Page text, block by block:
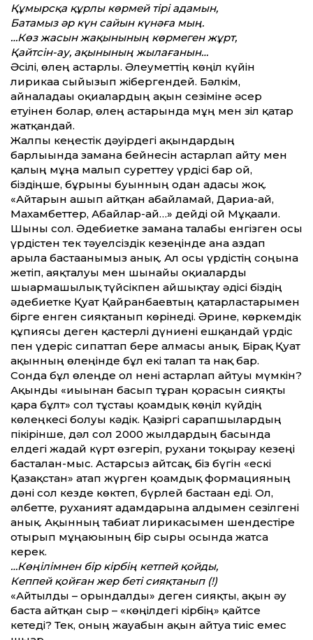
Құмырсқа құрлы көрмей тірі адамын,
Батамыз әр күн сайын күнәға мың.
…Көз жасын жақынының көрмеген жұрт,
Қайтсін-ау, ақынының жылағанын…
Әсілі, өлең астарлы. Әлеумет­тің көңіл күйін
лирикаға сыйғызып жібергендей. Бәлкім,
айналадағы оқиғалардың ақын сезіміне әсер
етуінен болар, өлең астарында мұң мен зіл қатар
жатқандай.
Жалпы кеңестік дәуірдегі ақындардың
барлығында замана бейнесін астарлап айту мен
қалың мұңға малып сурет­теу үрдісі бар ғой,
біздіңше, бұрынғы буынның одан адасы жоқ.
«Айтарын ашып айтқан абайламай, Дариға-ай,
Махамбет­тер, Абайлар-ай…» дейді ғой Мұқағали.
Шыны сол. Әдебиетке замана талабы енгізген осы
үрдістен тек тәуелсіздік кезеңінде ғана аздап
арыла бастағанымыз анық. Ал осы үрдістің соңына
жетіп, аяқталуы мен шынайы оқиғаларды
шығармашылық түйсікпен айшықтау әдісі біздің
әдебиетке Қуат Қайранбаевтың қатарластарымен
бірге енген сияқтанып көрінеді. Әрине, көркемдік
құпиясы деген қастерлі дүниені ешқандай үрдіс
пен үдеріс сипат­тап бере алмасы анық. Бірақ Қуат
ақынның өлеңінде бұл екі талап та нақ бар.
Сонда бұл өлеңде ол нені астарлап айтуы мүмкін?
Ақынды «иығынан басып тұрған қорғасын сияқты
қара бұлт» сол тұстағы қоғамдық көңіл күйдің
көлеңкесі болуы кәдік. Қазіргі сарапшылардың
пікірінше, дәл сол 2000 жылдардың басында
елдегі жағдай күрт өзгеріп, рухани тоқырау кезеңі
басталған-мыс. Астарсыз айтсақ, біз бүгін «ескі
Қазақстан» атап жүрген қоғамдық формацияның
дәні сол кезде көктеп, бүрлей бастаған еді. Ол,
әлбет­те, руханият адамдарына алдымен сезілгені
анық. Ақынның табиғат лирикасымен шендестіре
отырып мұңаюының бір сыры осында жатса
керек.
…Көңілімнен бір кірбің кетпей қойды,
Кеппей қойған жер беті сияқтанып (!)
«Айтылды – орындалды» деген сияқты, ақын әу
баста айтқан сыр – «көңілдегі кірбің» қайтсе
кетеді? Тек, оның жауабын ақын айтуға тиіс емес